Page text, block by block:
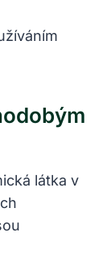
látka v